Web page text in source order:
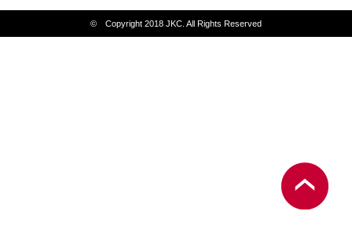
© Copyright 2018 JKC. All Rights Reserved